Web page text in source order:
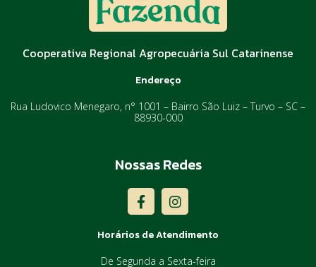
Cooperativa Regional Agropecuária Sul Catarinense
Endereço
Rua Ludovico Menegaro, n° 1001 – Bairro São Luiz – Turvo – SC –
88930-000
Nossas Redes
F
a
c
e
o
I
n
s
t
g
Horários de Atendimento
De Segunda a Sexta-feira